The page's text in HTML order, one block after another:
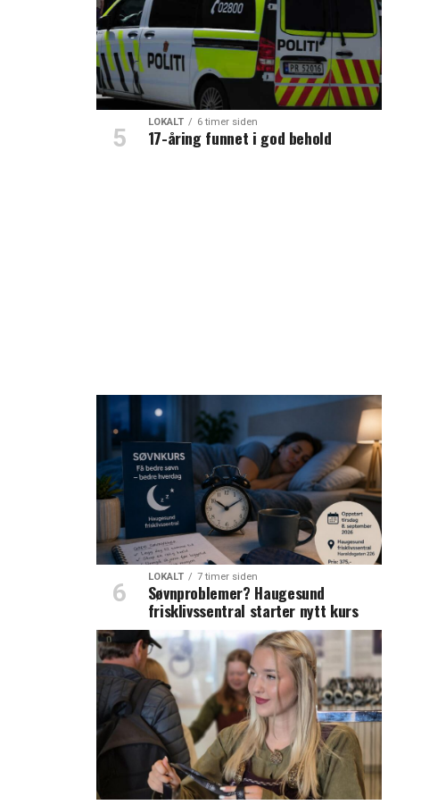
LOKALT 6 timer siden
17-åring funnet i god behold
LOKALT 7 timer siden
Søvnproblemer? Haugesund
frisklivssentral starter nytt kurs